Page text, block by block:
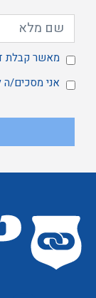
מאשר קבלת
אני מסכים/ה